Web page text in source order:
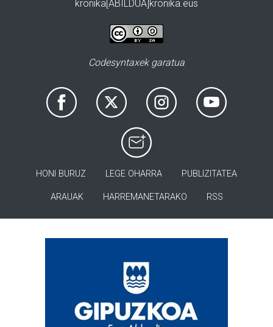
kronika[ABILDUA]kronika.eus
Codesyntaxek garatua
HONI BURUZ LEGE OHARRA PUBLIZITATEA
ARAUAK HARREMANETARAKO RSS